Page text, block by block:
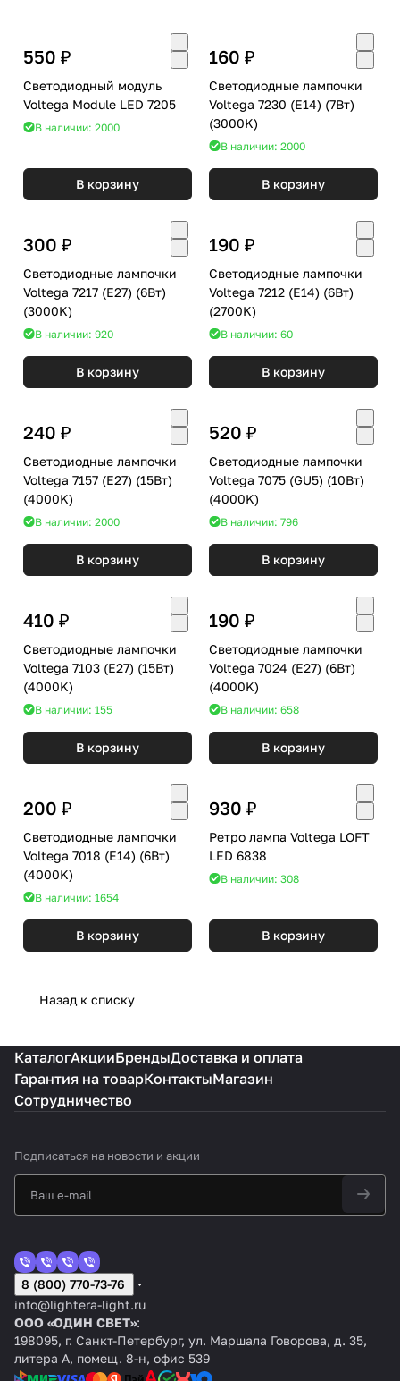
550 ₽
Светодиодный модуль
Voltega Module LED 7205
В наличии: 2000
В корзину
160 ₽
Светодиодные лампочки
Voltega 7230 (E14) (7Вт)
(3000K)
В наличии: 2000
В корзину
300 ₽
Светодиодные лампочки
Voltega 7217 (E27) (6Вт)
(3000K)
В наличии: 920
В корзину
190 ₽
Светодиодные лампочки
Voltega 7212 (E14) (6Вт)
(2700K)
В наличии: 60
В корзину
240 ₽
Светодиодные лампочки
Voltega 7157 (E27) (15Вт)
(4000K)
В наличии: 2000
В корзину
520 ₽
Светодиодные лампочки
Voltega 7075 (GU5) (10Вт)
(4000K)
В наличии: 796
В корзину
410 ₽
Светодиодные лампочки
Voltega 7103 (E27) (15Вт)
(4000K)
В наличии: 155
В корзину
190 ₽
Светодиодные лампочки
Voltega 7024 (E27) (6Вт)
(4000K)
В наличии: 658
В корзину
200 ₽
Светодиодные лампочки
Voltega 7018 (E14) (6Вт)
(4000K)
В наличии: 1654
В корзину
930 ₽
Ретро лампа Voltega LOFT
LED 6838
В наличии: 308
В корзину
Назад к списку
КаталогАкцииБрендыДоставка и оплата
Гарантия на товарКонтактыМагазин
Сотрудничество
Подписаться на новости и акции
8 (800) 770-73-76
info@lightera-light.ru
ООО «ОДИН СВЕТ»:
198095, г. Санкт-Петербург, ул. Маршала Говорова, д. 35,
литера А, помещ. 8-н, офис 539